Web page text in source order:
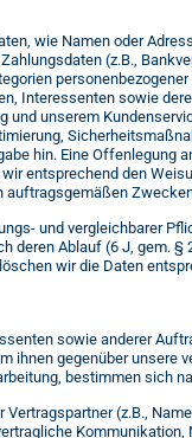
wie Namen oder
(z.B.,
Interessenten sowie
unserem
hin. Eine Offenlegung
entsprechend den
auftragsgemäßen
und vergleichbarer
Ablauf (6 J, gem. §
wir die Daten
sowie anderer
ihnen gegenüber
bestimmen sich
(z.B.,